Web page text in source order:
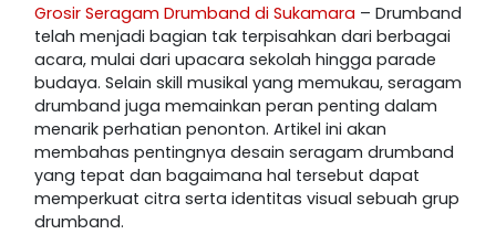
Grosir Seragam Drumband di Sukamara – Drumband
telah menjadi bagian tak terpisahkan dari berbagai
acara, mulai dari upacara sekolah hingga parade
budaya. Selain skill musikal yang memukau, seragam
drumband juga memainkan peran penting dalam
menarik perhatian penonton. Artikel ini akan
membahas pentingnya desain seragam drumband
yang tepat dan bagaimana hal tersebut dapat
memperkuat citra serta identitas visual sebuah grup
drumband.